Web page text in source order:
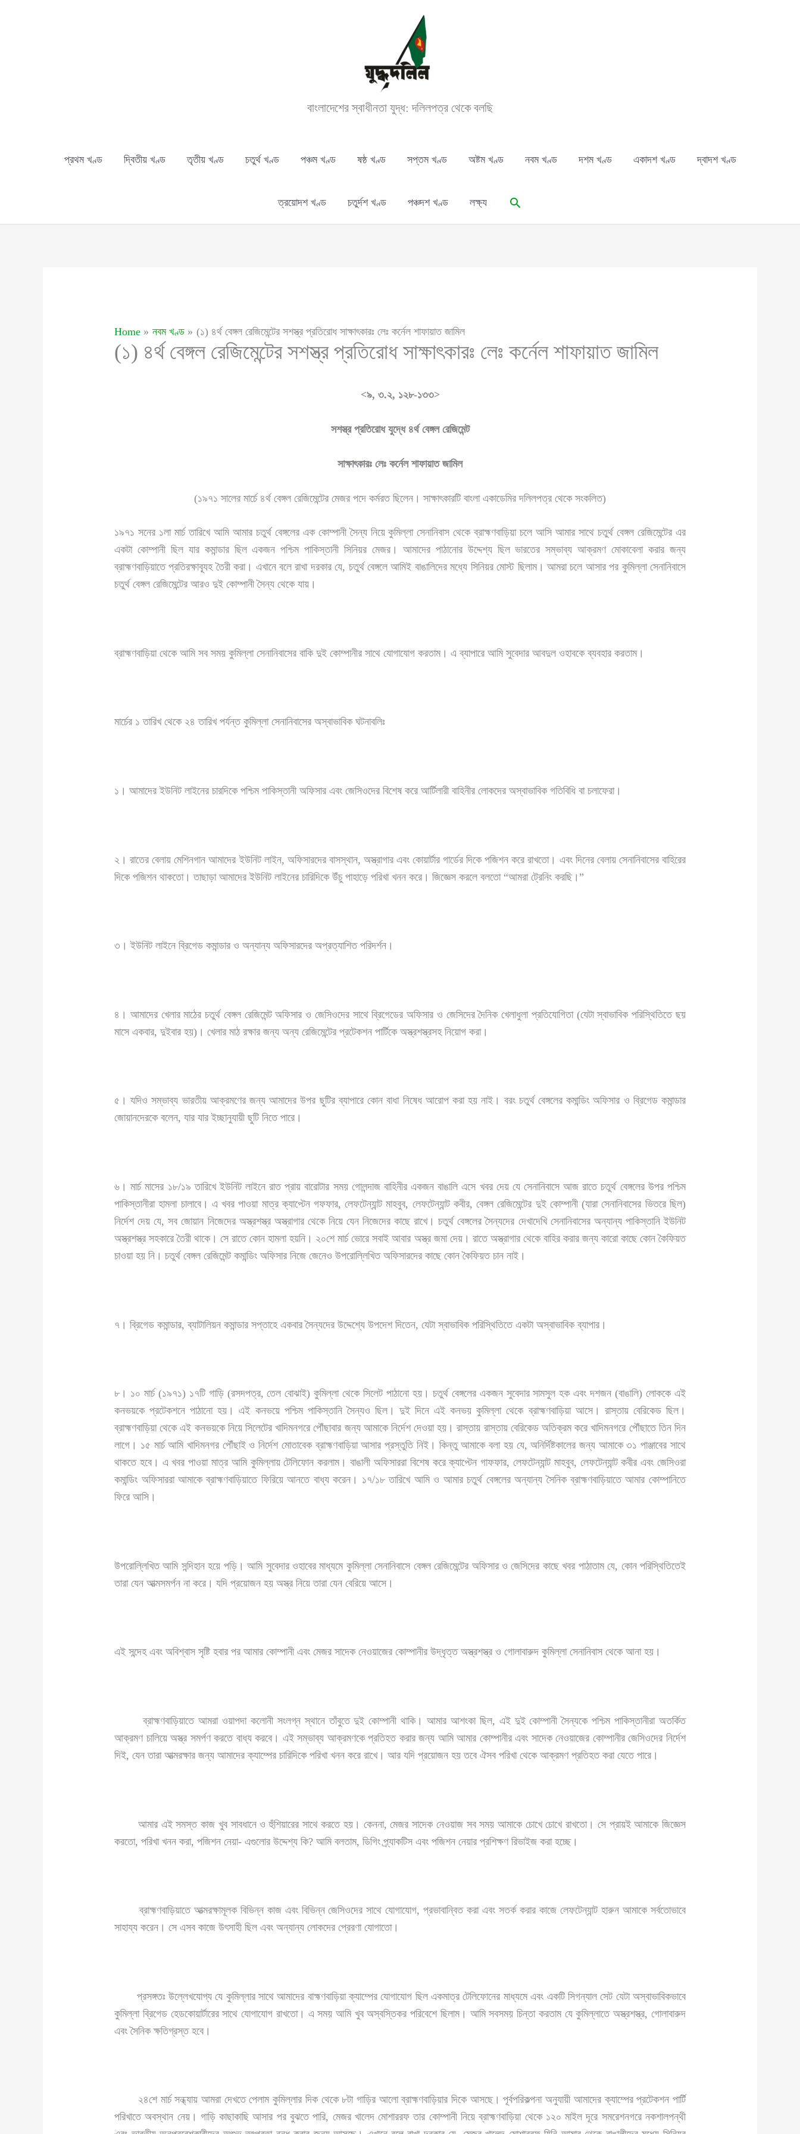
বাংলাদেশের স্বাধীনতা যুদ্ধ: দলিলপত্র থেকে বলছি
প্রথম খণ্ড দ্বিতীয় খণ্ড তৃতীয় খণ্ড চতুর্থ খণ্ড পঞ্চম খণ্ড ষষ্ঠ খণ্ড সপ্তম খণ্ড অষ্টম খণ্ড নবম খণ্ড দশম খণ্ড একাদশ খণ্ড দ্বাদশ খণ্ড
ত্রয়োদশ খণ্ড চতুর্দশ খণ্ড পঞ্চদশ খণ্ড লক্ষ্য Search
Home নবম খণ্ড (১) ৪র্থ বেঙ্গল রেজিমেন্টের সশস্ত্র প্রতিরোধ সাক্ষাৎকারঃ লেঃ কর্নেল শাফায়াত জামিল
(১) ৪র্থ বেঙ্গল রেজিমেন্টের সশস্ত্র প্রতিরোধ সাক্ষাৎকারঃ লেঃ কর্নেল শাফায়াত জামিল
<৯, ৩.২, ১২৮-১৩৩>
সশস্ত্র প্রতিরোধ যুদ্ধে ৪র্থ বেঙ্গল রেজিমেন্ট
সাক্ষাৎকারঃ লেঃ কর্নেল শাফায়াত জামিল
(১৯৭১ সালের মার্চে ৪র্থ বেঙ্গল রেজিমেন্টের মেজর পদে কর্মরত ছিলেন। সাক্ষাৎকারটি বাংলা একাডেমির দলিলপত্র থেকে সংকলিত)
১৯৭১ সনের ১লা মার্চ তারিখে আমি আমার চতুর্থ বেঙ্গলের এক কোম্পানী সৈন্য নিয়ে কুমিল্লা সেনানিবাস থেকে ব্রাহ্মণবাড়িয়া চলে আসি আমার সাথে চতুর্থ বেঙ্গল রেজিমেন্টের এর
একটা কোম্পানী ছিল যার কমান্ডার ছিল একজন পশ্চিম পাকিস্তানী সিনিয়র মেজর। আমাদের পাঠানোর উদ্দেশ্য ছিল ভারতের সম্ভাব্য আক্রমণ মোকাবেলা করার জন্য
ব্রাহ্মণবাড়িয়াতে প্রতিরক্ষাব্যূহ তৈরী করা। এখানে বলে রাখা দরকার যে, চতুর্থ বেঙ্গলে আমিই বাঙালিদের মধ্যে সিনিয়র মোস্ট ছিলাম। আমরা চলে আসার পর কুমিল্লা সেনানিবাসে
চতুর্থ বেঙ্গল রেজিমেন্টের আরও দুই কোম্পানী সৈন্য থেকে যায়।
ব্রাহ্মণবাড়িয়া থেকে আমি সব সময় কুমিল্লা সেনানিবাসের বাকি দুই কোম্পানীর সাথে যোগাযোগ করতাম। এ ব্যাপারে আমি সুবেদার আবদুল ওহাবকে ব্যবহার করতাম।
মার্চের ১ তারিখ থেকে ২৪ তারিখ পর্যন্ত কুমিল্লা সেনানিবাসের অস্বাভাবিক ঘটনাবলিঃ
১। আমাদের ইউনিট লাইনের চারদিকে পশ্চিম পাকিস্তানী অফিসার এবং জেসিওদের বিশেষ করে আর্টিলারী বাহিনীর লোকদের অস্বাভাবিক গতিবিধি বা চলাফেরা।
২। রাতের বেলায় মেশিনগান আমাদের ইউনিট লাইন, অফিসারদের বাসস্থান, অস্ত্রাগার এবং কোয়ার্টার গার্ডের দিকে পজিশন করে রাখতো। এবং দিনের বেলায় সেনানিবাসের বাহিরের
দিকে পজিশন থাকতো। তাছাড়া আমাদের ইউনিট লাইনের চারিদিকে উঁচু পাহাড়ে পরিখা খনন করে। জিজ্ঞেস করলে বলতো “আমরা ট্রেনিং করছি।”
৩। ইউনিট লাইনে ব্রিগেড কমান্ডার ও অন্যান্য অফিসারদের অপ্রত্যাশিত পরিদর্শন।
৪। আমাদের খেলার মাঠের চতুর্থ বেঙ্গল রেজিমেন্ট অফিসার ও জেসিওদের সাথে ব্রিগেডের অফিসার ও জেসিদের দৈনিক খেলাধুলা প্রতিযোগিতা (যেটা স্বাভাবিক পরিস্থিতিতে ছয়
মাসে একবার, দুইবার হয়)। খেলার মাঠ রক্ষার জন্য অন্য রেজিমেন্টের প্রটেকশন পার্টিকে অস্ত্রশস্ত্রসহ নিয়োগ করা।
৫। যদিও সম্ভাব্য ভারতীয় আক্রমণের জন্য আমাদের উপর ছুটির ব্যাপারে কোন বাধা নিষেধ আরোপ করা হয় নাই। বরং চতুর্থ বেঙ্গলের কমান্ডিং অফিসার ও ব্রিগেড কমান্ডার
জোয়ানদেরকে বলেন, যার যার ইচ্ছানুযায়ী ছুটি নিতে পারে।
৬। মার্চ মাসের ১৮/১৯ তারিখে ইউনিট লাইনে রাত প্রায় বারোটার সময় গোলন্দাজ বাহিনীর একজন বাঙালি এসে খবর দেয় যে সেনানিবাসে আজ রাতে চতুর্থ বেঙ্গলের উপর পশ্চিম
পাকিস্তানীরা হামলা চালাবে। এ খবর পাওয়া মাত্র ক্যাপ্টেন গফফার, লেফটেন্যান্ট মাহবুব, লেফটেন্যান্ট কবীর, বেঙ্গল রেজিমেন্টের দুই কোম্পানী (যারা সেনানিবাসের ভিতরে ছিল)
নির্দেশ দেয় যে, সব জোয়ান নিজেদের অস্ত্রশস্ত্র অস্ত্রাগার থেকে নিয়ে যেন নিজেদের কাছে রাখে। চতুর্থ বেঙ্গলের সৈন্যদের দেখাদেখি সেনানিবাসের অন্যান্য পাকিস্তানি ইউনিট
অস্ত্রশস্ত্র সহকারে তৈরী থাকে। সে রাতে কোন হামলা হয়নি। ২০শে মার্চ ভোরে সবাই আবার অস্ত্র জমা দেয়। রাতে অস্ত্রাগার থেকে বাহির করার জন্য কারো কাছে কোন কৈফিয়ত
চাওয়া হয় নি। চতুর্থ বেঙ্গল রেজিমেন্ট কমান্ডিং অফিসার নিজে জেনেও উপরোল্লিখিত অফিসারদের কাছে কোন কৈফিয়ত চান নাই।
৭। ব্রিগেড কমান্ডার, ব্যাটালিয়ন কমান্ডার সপ্তাহে একবার সৈন্যদের উদ্দেশ্যে উপদেশ দিতেন, যেটা স্বাভাবিক পরিস্থিতিতে একটা অস্বাভাবিক ব্যাপার।
৮। ১০ মার্চ (১৯৭১) ১৭টি গাড়ি (রসদপত্র, তেল বোঝাই) কুমিল্লা থেকে সিলেট পাঠানো হয়। চতুর্থ বেঙ্গলের একজন সুবেদার সামসুল হক এবং দশজন (বাঙালি) লোককে এই
কনভয়কে প্রটেকশনে পাঠানো হয়। এই কনভয়ে পশ্চিম পাকিস্তানি সৈন্যও ছিল। দুই দিনে এই কনভয় কুমিল্লা থেকে ব্রাহ্মণবাড়িয়া আসে। রাস্তায় বেরিকেড ছিল।
ব্রাহ্মণবাড়িয়া থেকে এই কনভয়কে নিয়ে সিলেটের খাদিমনগরে পৌঁছাবার জন্য আমাকে নির্দেশ দেওয়া হয়। রাস্তায় রাস্তায় বেরিকেড অতিক্রম করে খাদিমনগরে পৌঁছাতে তিন দিন
লাগে। ১৫ মার্চ আমি খাদিমনগর পৌঁছাই ও নির্দেশ মোতাবেক ব্রাহ্মণবাড়িয়া আসার প্রস্তুতি নিই। কিন্তু আমাকে বলা হয় যে, অনির্দিষ্টকালের জন্য আমাকে ৩১ পাঞ্জাবের সাথে
থাকতে হবে। এ খবর পাওয়া মাত্র আমি কুমিল্লায় টেলিফোন করলাম। বাঙালী অফিসাররা বিশেষ করে ক্যাপ্টেন গাফফার, লেফটেন্যান্ট মাহবুব, লেফটেন্যান্ট কবীর এবং জেসিওরা
কমান্ডিং অফিসাররা আমাকে ব্রাহ্মণবাড়িয়াতে ফিরিয়ে আনতে বাধ্য করেন। ১৭/১৮ তারিখে আমি ও আমার চতুর্থ বেঙ্গলের অন্যান্য সৈনিক ব্রাহ্মণবাড়িয়াতে আমার কোম্পানিতে
ফিরে আসি।
উপরোল্লিখিত আমি সন্দিহান হয়ে পড়ি। আমি সুবেদার ওহাবের মাধ্যমে কুমিল্লা সেনানিবাসে বেঙ্গল রেজিমেন্টের অফিসার ও জেসিদের কাছে খবর পাঠাতাম যে, কোন পরিস্থিতিতেই
তারা যেন আত্মসমর্পন না করে। যদি প্রয়োজন হয় অস্ত্র নিয়ে তারা যেন বেরিয়ে আসে।
এই সন্দেহ এবং অবিশ্বাস সৃষ্টি হবার পর আমার কোম্পানী এবং মেজর সাদেক নেওয়াজের কোম্পানীর উদ্ধৃত্ত অস্ত্রশস্ত্র ও গোলাবারুদ কুমিল্লা সেনানিবাস থেকে আনা হয়।
ব্রাহ্মণবাড়িয়াতে আমরা ওয়াপদা কলোনী সংলগ্ন স্থানে তাঁবুতে দুই কোম্পানী থাকি। আমার আশংকা ছিল, এই দুই কোম্পানী সৈন্যকে পশ্চিম পাকিস্তানীরা অতর্কিত
আক্রমণ চালিয়ে অস্ত্র সমর্পণ করতে বাধ্য করবে। এই সম্ভাব্য আক্রমণকে প্রতিহত করার জন্য আমি আমার কোম্পানীর এবং সাদেক নেওয়াজের কোম্পানীর জেসিওদের নির্দেশ
দিই, যেন তারা আত্মরক্ষার জন্য আমাদের ক্যাম্পের চারিদিকে পরিখা খনন করে রাখে। আর যদি প্রয়োজন হয় তবে ঐসব পরিখা থেকে আক্রমণ প্রতিহত করা যেতে পারে।
আমার এই সমস্ত কাজ খুব সাবধানে ও হুঁশিয়ারের সাথে করতে হয়। কেননা, মেজর সাদেক নেওয়াজ সব সময় আমাকে চোখে চোখে রাখতো। সে প্রায়ই আমাকে জিজ্ঞেস
করতো, পরিখা খনন করা, পজিশন নেয়া- এগুলোর উদ্দেশ্য কি? আমি বলতাম, ডিগিং প্র্যাকটিস এবং পজিশন নেয়ার প্রশিক্ষণ রিভাইজ করা হচ্ছে।
ব্রাহ্মণবাড়িয়াতে আত্মরক্ষামূলক বিভিন্ন কাজ এবং বিভিন্ন জেসিওদের সাথে যোগাযোগ, প্রভাবান্বিত করা এবং সতর্ক করার কাজে লেফটেন্যান্ট হারুন আমাকে সর্বতোভাবে
সাহায্য করেন। সে এসব কাজে উৎসাহী ছিল এবং অন্যান্য লোকদের প্রেরণা যোগাতো।
প্রসঙ্গতঃ উল্লেখযোগ্য যে কুমিল্লার সাথে আমাদের বাহ্মণবাড়িয়া ক্যাম্পের যোগাযোগ ছিল একমাত্র টেলিফোনের মাধ্যমে এবং একটি সিগন্যাল সেট যেটা অস্বাভাবিকভাবে
কুমিল্লা ব্রিগেড হেডকোয়ার্টারের সাথে যোগাযোগ রাখতো। এ সময় আমি খুব অস্বস্তিকর পরিবেশে ছিলাম। আমি সবসময় চিন্তা করতাম যে কুমিল্লাতে অস্ত্রশস্ত্র, গোলাবারুদ
এবং সৈনিক ক্ষতিগ্রস্ত হবে।
২৪শে মার্চ সন্ধ্যায় আমরা দেখতে পেলাম কুমিল্লার দিক থেকে ৮টা গাড়ির আলো ব্রাহ্মণবাড়িয়ার দিকে আসছে। পূর্বপরিকল্পনা অনুযায়ী আমাদের ক্যাম্পের প্রটেকশন পার্টি
পরিখাতে অবস্থান নেয়। গাড়ি কাছাকাছি আসার পর বুঝতে পারি, মেজর খালেদ মোশাররফ তার কোম্পানী নিয়ে ব্রাহ্মণবাড়িয়া থেকে ১২০ মাইল দূরে সমরেশনগরে নকশালপন্থী